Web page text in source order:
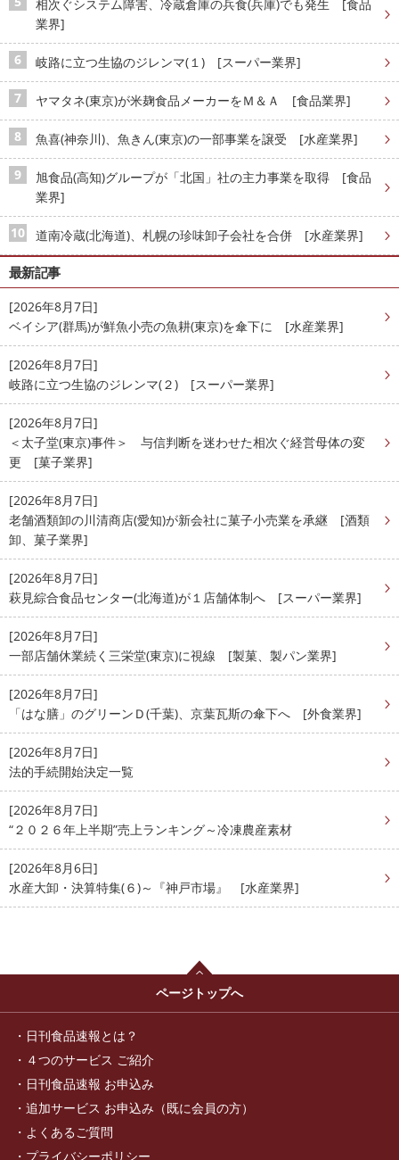
相次ぐシステム障害、冷蔵倉庫の兵食(兵庫)でも発生 [食品
業界]
岐路に立つ生協のジレンマ(１) [スーパー業界]
ヤマタネ(東京)が米麹食品メーカーをＭ＆Ａ [食品業界]
魚喜(神奈川)、魚きん(東京)の一部事業を譲受 [水産業界]
旭食品(高知)グループが「北国」社の主力事業を取得 [食品
業界]
道南冷蔵(北海道)、札幌の珍味卸子会社を合併 [水産業界]
最新記事
[2026年8月7日]
ベイシア(群馬)が鮮魚小売の魚耕(東京)を傘下に [水産業界]
[2026年8月7日]
岐路に立つ生協のジレンマ(２) [スーパー業界]
[2026年8月7日]
＜太子堂(東京)事件＞ 与信判断を迷わせた相次ぐ経営母体の変
更 [菓子業界]
[2026年8月7日]
老舗酒類卸の川清商店(愛知)が新会社に菓子小売業を承継 [酒類
卸、菓子業界]
[2026年8月7日]
萩見綜合食品センター(北海道)が１店舗体制へ [スーパー業界]
[2026年8月7日]
一部店舗休業続く三栄堂(東京)に視線 [製菓、製パン業界]
[2026年8月7日]
「はな膳」のグリーンＤ(千葉)、京葉瓦斯の傘下へ [外食業界]
[2026年8月7日]
法的手続開始決定一覧
[2026年8月7日]
“２０２６年上半期”売上ランキング～冷凍農産素材
[2026年8月6日]
水産大卸・決算特集(６)～『神戸市場』 [水産業界]
ページトップへ
日刊食品速報とは？
４つのサービス ご紹介
日刊食品速報 お申込み
追加サービス お申込み（既に会員の方）
よくあるご質問
プライバシーポリシー